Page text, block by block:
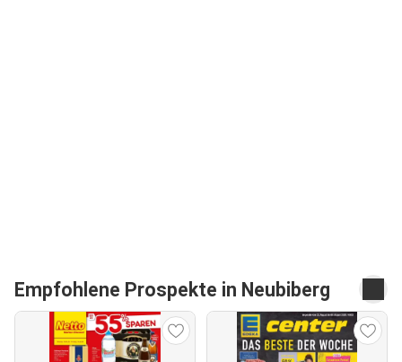
Empfohlene Prospekte in Neubiberg